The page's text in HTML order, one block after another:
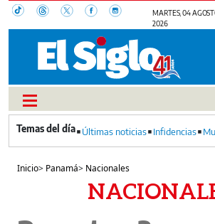
MARTES, 04
2026
Últimas noticias Infidencias
Inicio> Panamá> Nacionales